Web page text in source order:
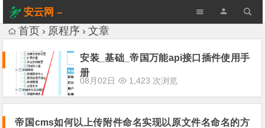
安云网 –
AnYun.ORG
首页 原程序 文章
安装_基础_帝国万能api接口插件使用手
册
08月02日 1,423 次浏览
帝国cms如何以上传附件命名实现以原文件名命名的方